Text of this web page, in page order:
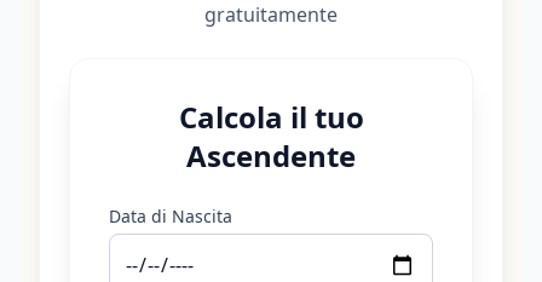
gratuitamente
Calcola il tuo
Ascendente
Data di Nascita